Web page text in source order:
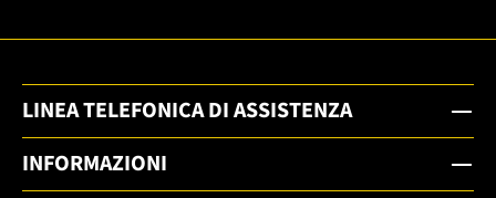
LINEA TELEFONICA DI ASSISTENZA
INFORMAZIONI